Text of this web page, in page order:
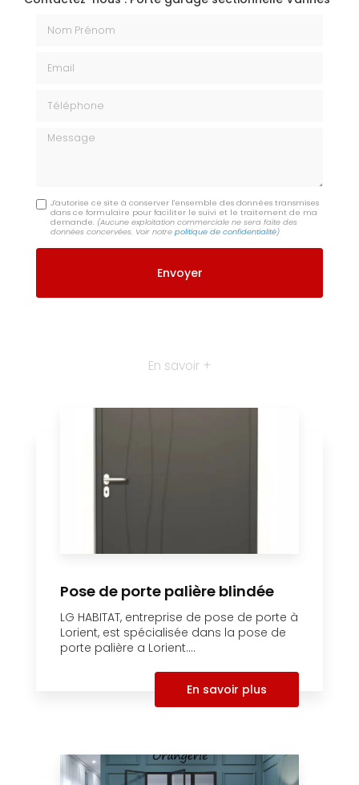
Message
J'autorise ce site à conserver l'ensemble des données transmises
dans ce formulaire pour faciliter le suivi et le traitement de ma
demande. (Aucune exploitation commerciale ne sera faite des
données concervées. Voir notrepolitique de confidentialité)
En savoir +
Pose de porte palière blindée
LG HABITAT, entreprise de pose de porte à
Lorient, est spécialisée dans la pose de
porte palière a Lorient....
En savoir plus